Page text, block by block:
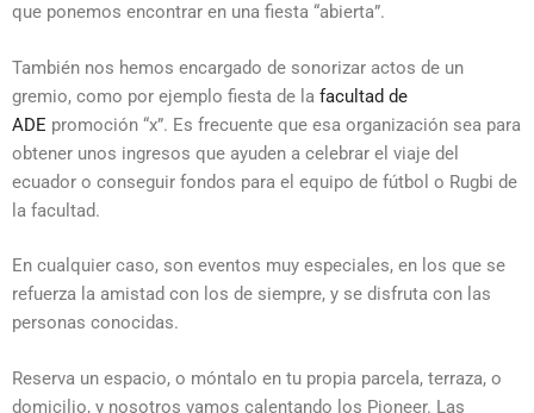
que ponemos encontrar en una fiesta “abierta”.
También nos hemos encargado de sonorizar actos de un
gremio, como por ejemplo fiesta de la facultad de
ADE promoción “x”. Es frecuente que esa organización sea para
obtener unos ingresos que ayuden a celebrar el viaje del
ecuador o conseguir fondos para el equipo de fútbol o Rugbi de
la facultad.
En cualquier caso, son eventos muy especiales, en los que se
refuerza la amistad con los de siempre, y se disfruta con las
personas conocidas.
Reserva un espacio, o móntalo en tu propia parcela, terraza, o
domicilio, y nosotros vamos calentando los Pioneer. Las